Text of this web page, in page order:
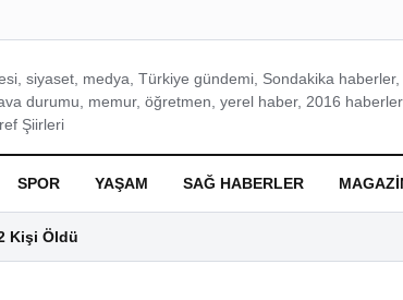
siyaset, medya, Türkiye gündemi, Sondakika
durumu, memur, öğretmen, yerel haber, 2016
Şiirleri
SPOR YAŞAM SAĞ HABERLER
Kişi Öldü